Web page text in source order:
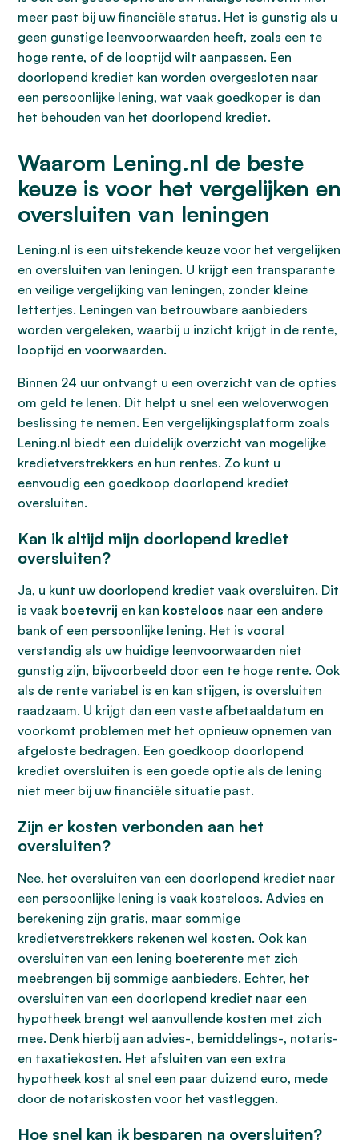
meer past bij uw financiële status. Het is gunstig als u
geen gunstige leenvoorwaarden heeft, zoals een te
hoge rente, of de looptijd wilt aanpassen. Een
doorlopend krediet kan worden overgesloten naar
een persoonlijke lening, wat vaak goedkoper is dan
het behouden van het doorlopend krediet.
Waarom Lening.nl de beste
keuze is voor het vergelijken en
oversluiten van leningen
Lening.nl is een uitstekende keuze voor het vergelijken
en oversluiten van leningen. U krijgt een transparante
en veilige vergelijking van leningen, zonder kleine
lettertjes. Leningen van betrouwbare aanbieders
worden vergeleken, waarbij u inzicht krijgt in de rente,
looptijd en voorwaarden.
Binnen 24 uur ontvangt u een overzicht van de opties
om geld te lenen. Dit helpt u snel een weloverwogen
beslissing te nemen. Een vergelijkingsplatform zoals
Lening.nl biedt een duidelijk overzicht van mogelijke
kredietverstrekkers en hun rentes. Zo kunt u
eenvoudig een goedkoop doorlopend krediet
oversluiten.
Kan ik altijd mijn doorlopend krediet
oversluiten?
Ja, u kunt uw doorlopend krediet vaak oversluiten. Dit
is vaak boetevrij en kan kosteloos naar een andere
bank of een persoonlijke lening. Het is vooral
verstandig als uw huidige leenvoorwaarden niet
gunstig zijn, bijvoorbeeld door een te hoge rente. Ook
als de rente variabel is en kan stijgen, is oversluiten
raadzaam. U krijgt dan een vaste afbetaaldatum en
voorkomt problemen met het opnieuw opnemen van
afgeloste bedragen. Een goedkoop doorlopend
krediet oversluiten is een goede optie als de lening
niet meer bij uw financiële situatie past.
Zijn er kosten verbonden aan het
oversluiten?
Nee, het oversluiten van een doorlopend krediet naar
een persoonlijke lening is vaak kosteloos. Advies en
berekening zijn gratis, maar sommige
kredietverstrekkers rekenen wel kosten. Ook kan
oversluiten van een lening boeterente met zich
meebrengen bij sommige aanbieders. Echter, het
oversluiten van een doorlopend krediet naar een
hypotheek brengt wel aanvullende kosten met zich
mee. Denk hierbij aan advies-, bemiddelings-, notaris-
en taxatiekosten. Het afsluiten van een extra
hypotheek kost al snel een paar duizend euro, mede
door de notariskosten voor het vastleggen.
Hoe snel kan ik besparen na oversluiten?